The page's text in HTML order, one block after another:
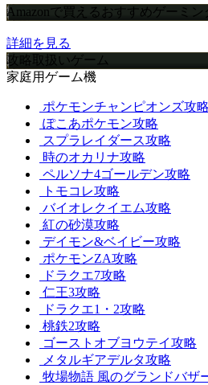
Amazonで買えるおすすめゲーミン
詳細を見る
攻略取扱いゲーム
家庭用ゲーム機
ポケモンチャンピオンズ攻略
ぽこあポケモン攻略
スプラレイダース攻略
時のオカリナ攻略
ペルソナ4ゴールデン攻略
トモコレ攻略
バイオレクイエム攻略
紅の砂漠攻略
デイモン&ベイビー攻略
ポケモンZA攻略
ドラクエ7攻略
仁王3攻略
ドラクエ1・2攻略
桃鉄2攻略
ゴーストオブヨウテイ攻略
メタルギアデルタ攻略
牧場物語 風のグランドバザ